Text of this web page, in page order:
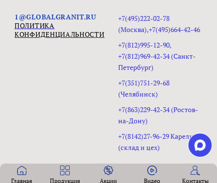
Главная Продукция Акции Видео Контакты
1@GLOBALGRANIT.RU
ПОЛИТИКА
КОНФИДЕНЦИАЛЬНОСТИ
+7(495)222-02-78
(Москва),+7(495)664-42-46
+7(812)995-12-90,
+7(812)969-42-34 (Санкт-
Петербург)
+7(351)751-29-68
(Челябинск)
+7(863)229-42-34 (Ростов-
на-Дону)
+7(8142)27-96-29 Карелия
(склад и цех)